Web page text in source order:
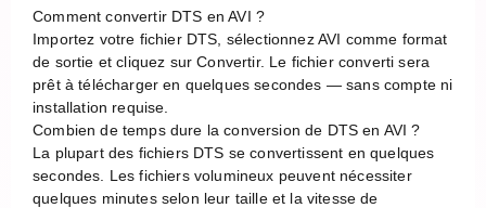
Comment convertir DTS en AVI ?
Importez votre fichier DTS, sélectionnez AVI comme format
de sortie et cliquez sur Convertir. Le fichier converti sera
prêt à télécharger en quelques secondes — sans compte ni
installation requise.
Combien de temps dure la conversion de DTS en AVI ?
La plupart des fichiers DTS se convertissent en quelques
secondes. Les fichiers volumineux peuvent nécessiter
quelques minutes selon leur taille et la vitesse de